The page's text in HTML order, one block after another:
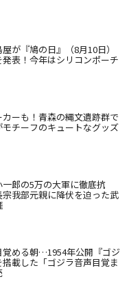
が『鳩の日』（8月10日）
表！今年はシリコンポーチ
ーも！青森の縄文遺跡群で
チーフのキュートなグッズ
一郎の5万の大軍に徹底抗
我部元親に降伏を迫った武
覚める朝…1954年公開『ゴジ
載した「ゴジラ音声目覚ま